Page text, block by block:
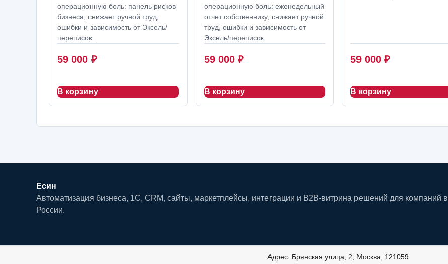
операционную боль: панель рисков
бизнеса, снижает ручной труд,
ошибки и зависимость от Эксель/
переписок.
59 000 ₽
В корзину
операционную боль: еженедельный
отчет собственнику, снижает ручной
труд, ошибки и зависимость от
Эксель/переписок.
59 000 ₽
В корзину
59 000 ₽
В корзину
Есин
Автоматизация бизнеса, 1С, CRM, сайты, маркетплейсы, интеграции и B2B-витрина решений для компаний в
России.
Адрес: Брянская улица, 2, Москва, 121059